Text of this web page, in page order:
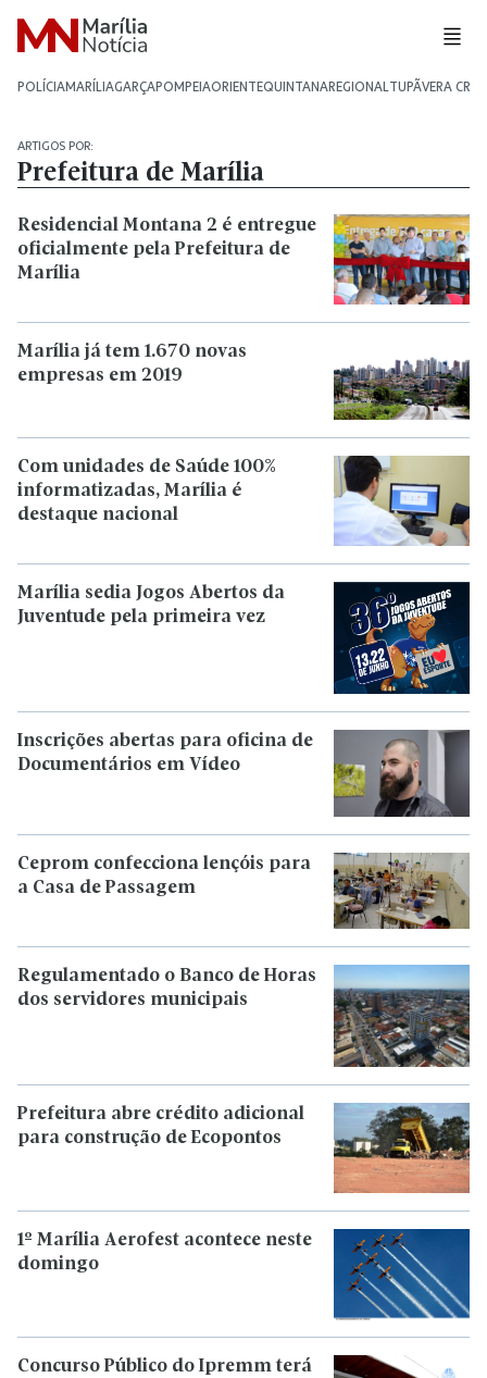
POLÍCIAMARÍLIAGARÇAPOMPEIAORIENTEQUINTANAREGIONALTUPÃVERA CRUZ
ARTIGOS POR:
Prefeitura de Marília
Residencial Montana 2 é entregue
oficialmente pela Prefeitura de
Marília
Marília já tem 1.670 novas
empresas em 2019
Com unidades de Saúde 100%
informatizadas, Marília é
destaque nacional
Marília sedia Jogos Abertos da
Juventude pela primeira vez
Inscrições abertas para oficina de
Documentários em Vídeo
Ceprom confecciona lençóis para
a Casa de Passagem
Regulamentado o Banco de Horas
dos servidores municipais
Prefeitura abre crédito adicional
para construção de Ecopontos
1º Marília Aerofest acontece neste
domingo
Concurso Público do Ipremm terá